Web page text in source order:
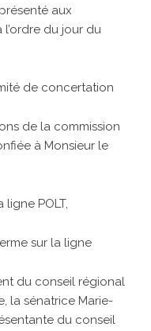
aux
du jour du
de concertation
de la commission
à Monsieur le
POLT,
sur la ligne
du conseil régional
la sénatrice Marie-
du conseil